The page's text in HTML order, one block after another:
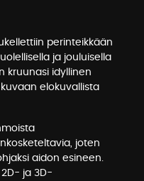
perinteikkään
ja jouluisella
kruunasi idyllinen
elokuvallista
joten
aidon esineen.
ja 3D-